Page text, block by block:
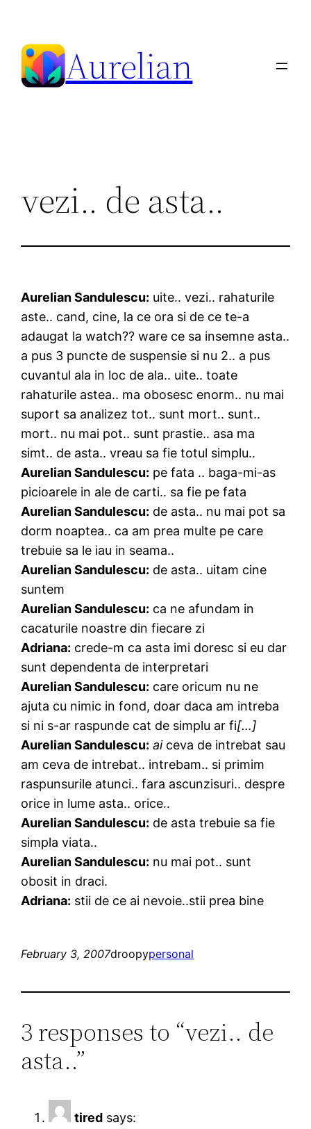
content
Aurelian
vezi.. de asta..
Aurelian Sandulescu: uite.. vezi.. rahaturile
aste.. cand, cine, la ce ora si de ce te-a
adaugat la watch?? ware ce sa insemne asta..
a pus 3 puncte de suspensie si nu 2.. a pus
cuvantul ala in loc de ala.. uite.. toate
rahaturile astea.. ma obosesc enorm.. nu mai
suport sa analizez tot.. sunt mort.. sunt..
mort.. nu mai pot.. sunt prastie.. asa ma
simt.. de asta.. vreau sa fie totul simplu..
Aurelian Sandulescu: pe fata .. baga-mi-as
picioarele in ale de carti.. sa fie pe fata
Aurelian Sandulescu: de asta.. nu mai pot sa
dorm noaptea.. ca am prea multe pe care
trebuie sa le iau in seama..
Aurelian Sandulescu: de asta.. uitam cine
suntem
Aurelian Sandulescu: ca ne afundam in
cacaturile noastre din fiecare zi
Adriana: crede-m ca asta imi doresc si eu dar
sunt dependenta de interpretari
Aurelian Sandulescu: care oricum nu ne
ajuta cu nimic in fond, doar daca am intreba
si ni s-ar raspunde cat de simplu ar fi[…]
Aurelian Sandulescu: aiceva de intrebat sau
am ceva de intrebat.. intrebam.. si primim
raspunsurile atunci.. fara ascunzisuri.. despre
orice in lume asta.. orice..
Aurelian Sandulescu: de asta trebuie sa fie
simpla viata..
Aurelian Sandulescu: nu mai pot.. sunt
obosit in draci.
Adriana: stii de ce ai nevoie..stii prea bine
February 3, 2007droopypersonal
3 responses to “vezi.. de
asta..”
tired says: